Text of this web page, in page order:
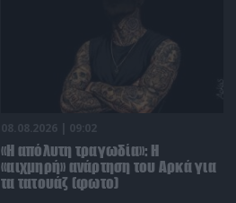
08.08.2026 | 09:02
«Η απόλυτη τραγωδία»: Η
«αιχμηρή» ανάρτηση του Αρκά για
τα τατουάζ (φωτο)